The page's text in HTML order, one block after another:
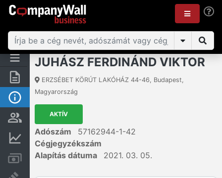
Összegzés
Alap információk
Személyek és tulajdonjog
Számlák és zárolások
JUHÁSZ FERDINÁND VIKTOR
ERZSÉBET KÖRÚT LAKÓHÁZ 44-46, Budapest,
Magyarország
AKTÍV
Adószám
57162944-1-42
Cégjegyzékszám
Alapítás dátuma
2021. 03. 05.